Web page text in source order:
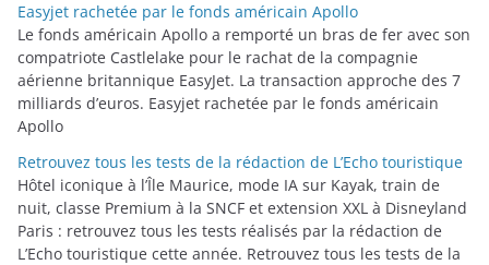
r
i
e
s
Easyjet rachetée par le fonds américain Apollo
Le fonds américain Apollo a remporté un bras de fer avec son
compatriote Castlelake pour le rachat de la compagnie
aérienne britannique EasyJet. La transaction approche des 7
milliards d’euros. Easyjet rachetée par le fonds américain
Apollo
Retrouvez tous les tests de la rédaction de L’Echo touristique
Hôtel iconique à l’Île Maurice, mode IA sur Kayak, train de
nuit, classe Premium à la SNCF et extension XXL à Disneyland
Paris : retrouvez tous les tests réalisés par la rédaction de
L’Echo touristique cette année. Retrouvez tous les tests de la